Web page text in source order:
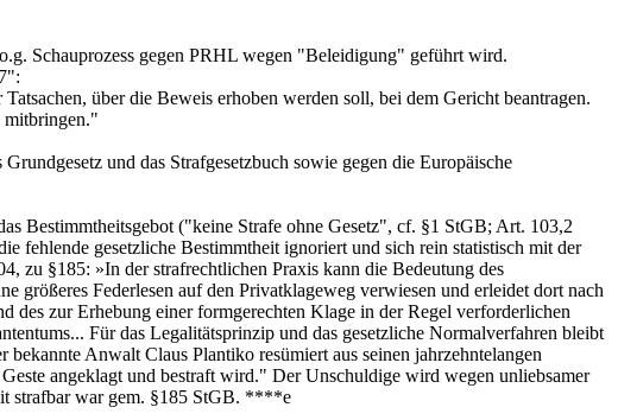
Schauprozess gegen PRHL wegen "Beleidigung" geführt wird.
über die Beweis erhoben werden soll, bei dem Gericht beantragen.
mitbringen."
und das Strafgesetzbuch sowie gegen die Europäische
Bestimmtheitsgebot ("keine Strafe ohne Gesetz", cf. §1 StGB; Art. 103,2
gesetzliche Bestimmtheit ignoriert und sich rein statistisch mit der
zu §185: »In der strafrechtlichen Praxis kann die Bedeutung des
größeres Federlesen auf den Privatklageweg verwiesen und erleidet dort nach
des zur Erhebung einer formgerechten Klage in der Regel verforderlichen
Für das Legalitätsprinzip und das gesetzliche Normalverfahren bleibt
Anwalt Claus Plantiko resümiert aus seinen jahrzehntelangen
angeklagt und bestraft wird." Der Unschuldige wird wegen unliebsamer
strafbar war gem. §185 StGB. ****e